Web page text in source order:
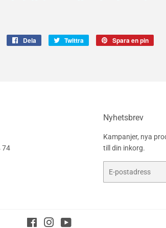
Dela
Dela
Twittra
Twittra
Spara en pin
74
Nyhetsbrev
Kampanjer, nya
till din inkorg.
post
FacebookInstagram